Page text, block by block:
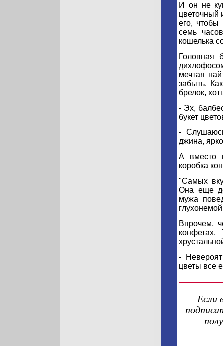
И он не
цветочный
его, чтобы
семь
кошелька
Головная
мечтая
забыть.
брелок,
- Эх,
букет
-
джина,
А вместо
коробка
"Самых
Она еще
мужа
Впрочем,
-
цветы все
Если